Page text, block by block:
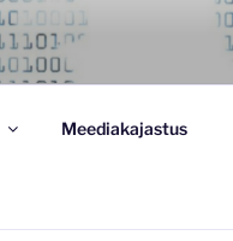
Meediakajastus